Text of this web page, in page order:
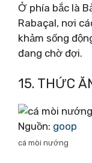
Ở phía bắc là
Rabaçal, nơi
khảm sống
đang chờ đợi.
15. THỨC
Nguồn: goop
cá mòi nướng